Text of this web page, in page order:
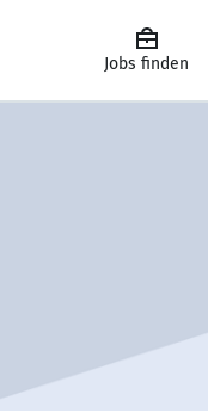
Jobs finden